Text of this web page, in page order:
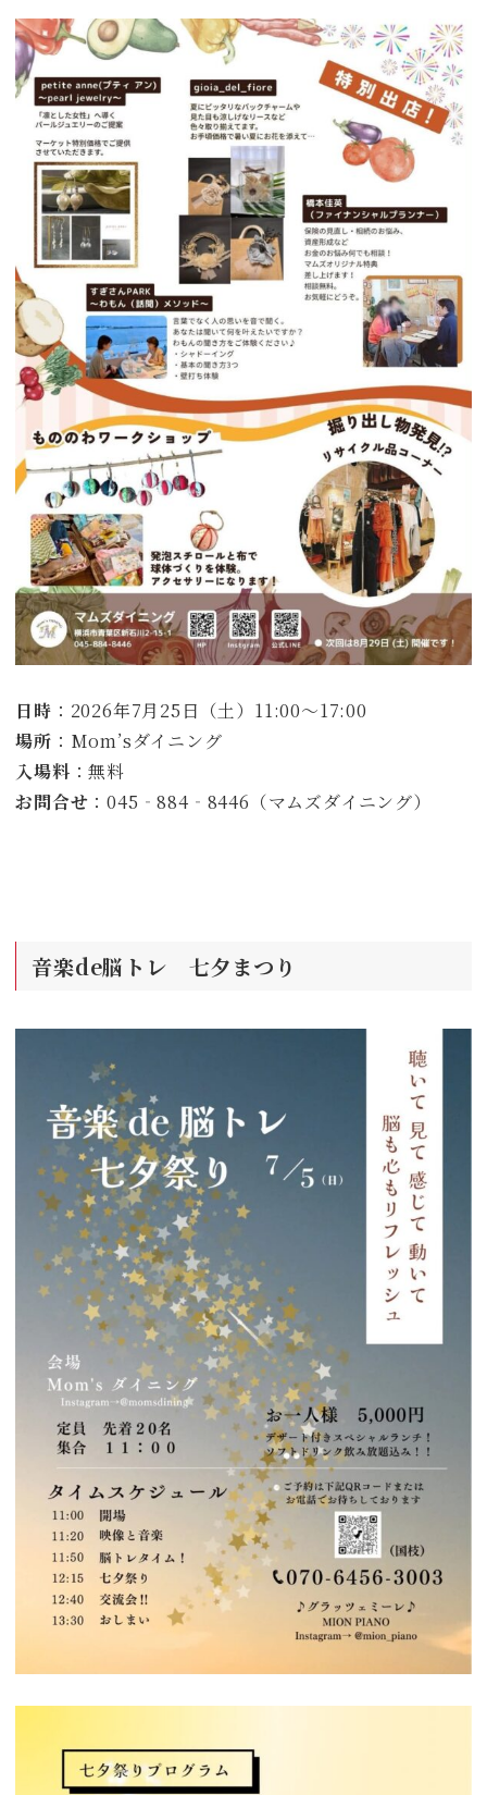
日時 ：2026年7月25日（土）11:00～17:00
場所 ：Mom’sダイニング
入場料 ：無料
お問合せ ：045‐884‐8446（マムズダイニング）
音楽de脳トレ 七夕まつり